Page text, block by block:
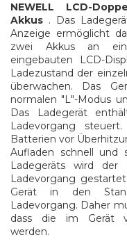
NEWELL LCD-
Akkus .
Das
Anzeige ermöglicht
zwei Akkus an
eingebauten LCD-
Ladezustand der
überwachen. Das
normalen "L"-Modus
Das Ladegerät
Ladevorgang
Batterien vor
Aufladen schnell und
Ladegeräts wird der
Ladevorgang
Gerät in den
Ladevorgang. Daher
dass die im Gerät
werden.